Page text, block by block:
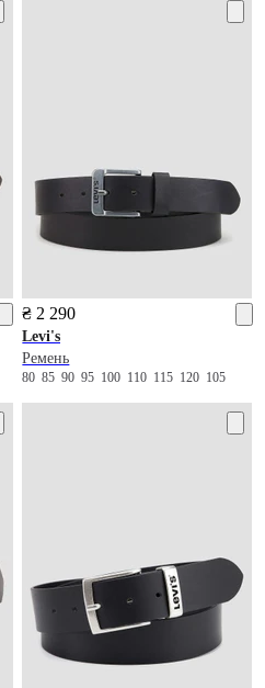
₴ 2 290
Levi's
Ремень
80859095 100 110 115 120 105